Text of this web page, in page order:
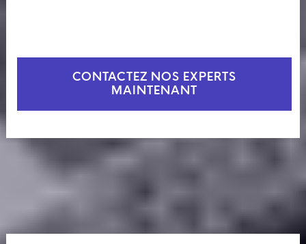
CONTACTEZ NOS EXPERTS
MAINTENANT